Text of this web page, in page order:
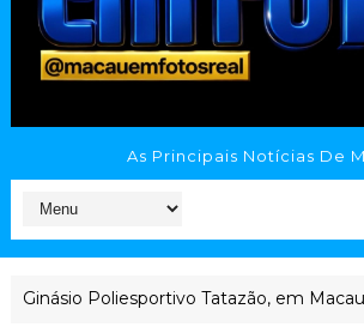
As Principais Notícias De
Tatazão, em Macau (RN), enfrenta